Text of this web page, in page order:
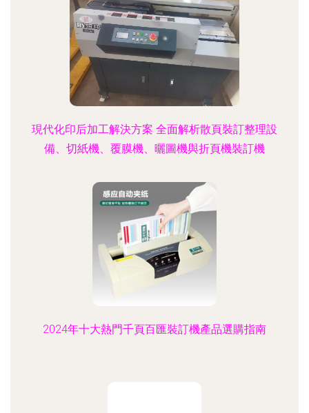
現代化印后加工解決方案 全面解析散頁裝訂整理設
備、切紙機、覆膜機、曬圖機與折頁機裝訂機
2024年十大熱門千頁百匯裝訂機產品選購指南